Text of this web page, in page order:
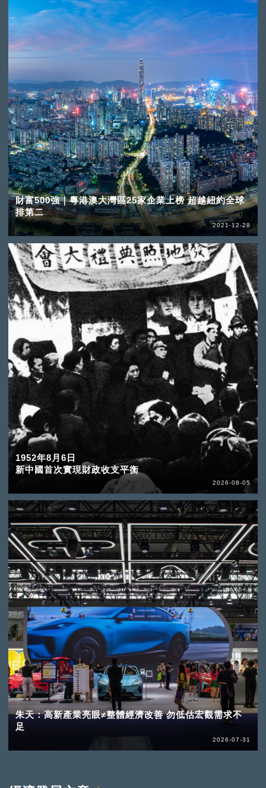
財富500強｜粵港澳大灣區25家企業上榜 超越紐約全球
排第二
2021-12-28
1952年8月6日
新中國首次實現財政收支平衡
2026-08-05
朱天：高新產業亮眼≠整體經濟改善 勿低估宏觀需求不
足
2026-07-31